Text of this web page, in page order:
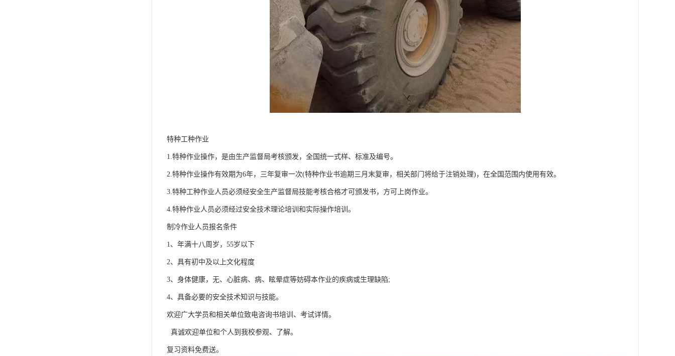
特种工种作业
1.特种作业操作，是由生产监督局考核颁发，全国统一式样、标准及编号。
2.特种作业操作有效期为6年，三年复审一次(特种作业书逾期三月末复审，相关部门将给于注销处理)，在全国范围内使用有效。
3.特种工种作业人员必须经安全生产监督局技能考核合格才可颁发书，方可上岗作业。
4.特种作业人员必须经过安全技术理论培训和实际操作培训。
制冷作业人员报名条件
1、年满十八周岁，55岁以下
2、具有初中及以上文化程度
3、身体健康，无、心脏病、病、眩晕症等妨碍本作业的疾病或生理缺陷;
4、具备必要的安全技术知识与技能。
欢迎广大学员和相关单位致电咨询书培训、考试详情。
真诚欢迎单位和个人到我校参观、了解。
复习资料免费送。